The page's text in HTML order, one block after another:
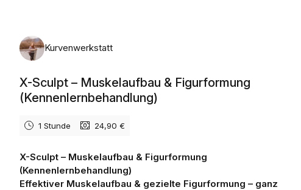
Kurvenwerkstatt
X-Sculpt – Muskelaufbau & Figurformung
(Kennenlernbehandlung)
1 Stunde 24,90 €
X-Sculpt – Muskelaufbau & Figurformung
(Kennenlernbehandlung)
Effektiver Muskelaufbau & gezielte Figurformung – ganz